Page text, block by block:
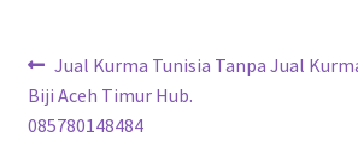
Jual Kurma Tunisia Tanpa
Biji Aceh Timur Hub.
085780148484
Jual